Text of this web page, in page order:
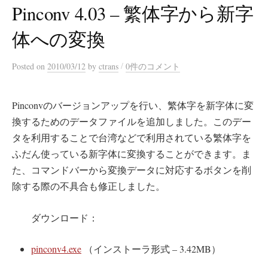
Pinconv 4.03 – 繁体字から新字
体への変換
Posted on 2010/03/12 by ctrans / 0件のコメント
Pinconvのバージョンアップを行い、繁体字を新字体に変
換するためのデータファイルを追加しました。このデー
タを利用することで台湾などで利用されている繁体字を
ふだん使っている新字体に変換することができます。ま
た、コマンドバーから変換データに対応するボタンを削
除する際の不具合も修正しました。
ダウンロード：
pinconv4.exe （インストーラ形式 – 3.42MB）